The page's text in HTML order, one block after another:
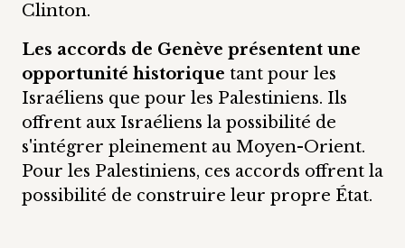
Clinton.
Les accords de Genève présentent une
opportunité historique tant pour les
Israéliens que pour les Palestiniens. Ils
offrent aux Israéliens la possibilité de
s'intégrer pleinement au Moyen-Orient.
Pour les Palestiniens, ces accords offrent la
possibilité de construire leur propre État.